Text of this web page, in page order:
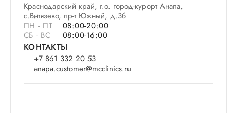
Краснодарский край, г.о. город-курорт Анапа,
с.Витязево, пр-т Южный, д.3б
ПН - ПТ
08:00-20:00
СБ - ВС
08:00-16:00
КОНТАКТЫ
+7 861 332 20 53
anapa.customer@mcclinics.ru